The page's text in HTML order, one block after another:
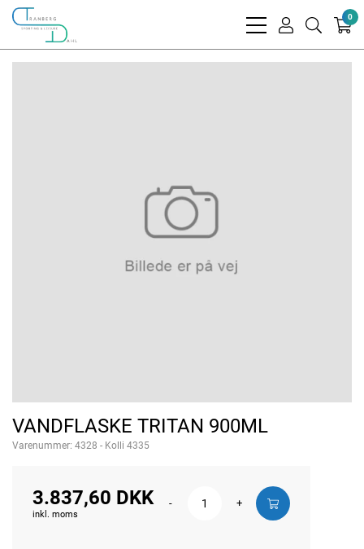
bars
user
search
0
VANDFLASKE TRITAN 900ML
Varenummer: 4328 - Kolli 4335
3.837,60 DKK
inkl. moms
- +